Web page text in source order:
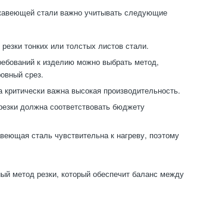
стали важно учитывать следующие
тонких или толстых листов стали.
к изделию можно выбрать метод,
срез.
важна высокая производительность.
должна соответствовать бюджету
сталь чувствительна к нагреву, поэтому
метод резки, который обеспечит баланс между